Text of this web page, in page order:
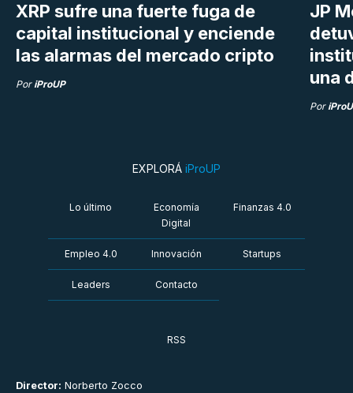
XRP sufre una fuerte fuga de
capital institucional y enciende
las alarmas del mercado cripto
PoriProUP
JP
una
Por
Director: Norberto Zocco
EXPLORÁ iProUP
Lo último
Economía
Digital
Finanzas 4.0
Empleo 4.0 Innovación Startups
Leaders Contacto
RSS